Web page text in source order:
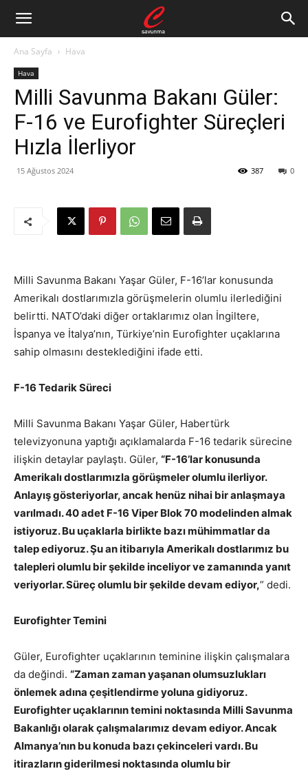
Ana Sayfa Hava
Hava
Milli Savunma Bakanı Güler:
F-16 ve Eurofighter Süreçleri
Hızla İlerliyor
15 Ağustos 2024 0
387
Milli Savunma Bakanı Yaşar Güler, F-16’lar konusunda
Amerikalı dostlarımızla görüşmelerin olumlu ilerlediğini
belirtti. NATO’daki diğer ortaklarımız olan İngiltere,
İspanya ve İtalya’nın, Türkiye’nin Eurofighter uçaklarına
sahip olmasını desteklediğini ifade etti.
F-16 Tedarik Süreci
Milli Savunma Bakanı Yaşar Güler, Habertürk
televizyonuna yaptığı açıklamalarda F-16 tedarik sürecine
ilişkin detaylar paylaştı. Güler, “F-16’lar konusunda
Amerikalı dostlarımızla görüşmeler olumlu ilerliyor.
Anlayış gösteriyorlar, ancak henüz nihai bir anlaşmaya
varılmadı. 40 adet F-16 Viper Blok 70 modelinden almak
istiyoruz. Bu uçaklarla birlikte bazı mühimmatlar da
talep ediyoruz. Şu an itibarıyla Amerikalı dostlarımız bu
talepleri olumlu bir şekilde inceliyor ve zamanında yanıt
veriyorlar. Süreç olumlu bir şekilde devam ediyor,” dedi.
Eurofighter Temini
Güler, Eurofighter uçaklarının teminine ilişkin çalışmalara
da değindi. “Zaman zaman yaşanan olumsuzlukları
önlemek adına çeşitlendirme yoluna gidiyoruz.
Eurofighter uçaklarının temini noktasında Milli Savunma
Bakanlığı olarak çalışmalarımız devam ediyor. Ancak
Almanya’nın bu konuda bazı çekinceleri vardı. Bu
itirazların giderilmesi noktasında olumlu bir